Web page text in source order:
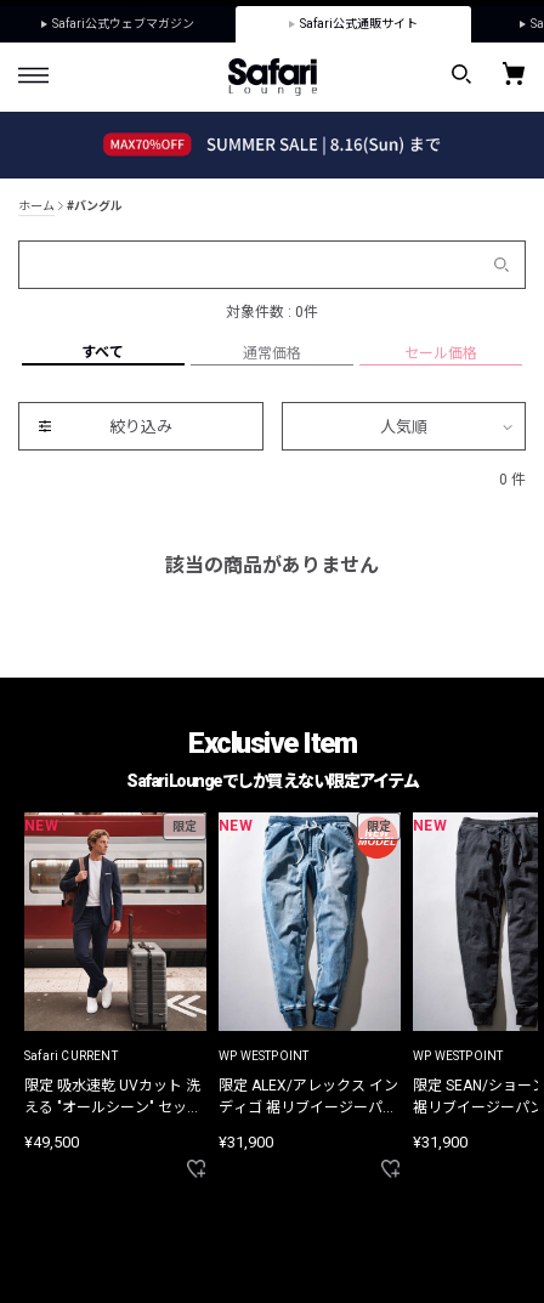
Safari公式ウェブマガジン Safari公式通販サイト
ホーム #バングル
対象件数 : 0件
すべて 通常価格 セール価格
絞り込み 人気順
0 件
該当の商品がありません
Exclusive Item
Safari Loungeでしか買えない限定アイテム
NEW 限定
Safari CURRENT
限定 吸水速乾 UVカット 洗
える "オールシーン" セット
¥49,500
NEW 限定
WP WESTPOINT
限定 ALEX/アレックス イン
ディゴ 裾リブイージーパン
¥31,900
NEW
WP WESTPOINT
限定 SEAN/ショー
裾リブイージーパ
¥31,900